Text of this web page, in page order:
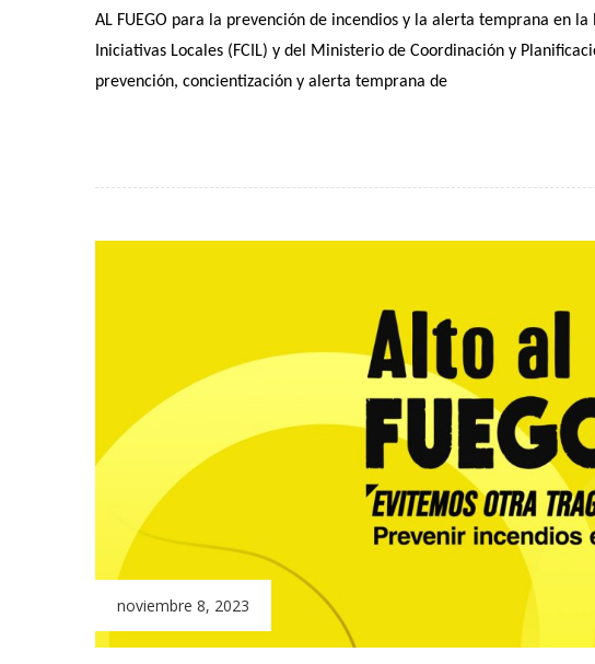
AL FUEGO para la prevención de incendios y la alerta temprana en
Iniciativas Locales (FCIL) y del Ministerio de Coordinación y
prevención, concientización y alerta temprana de
noviembre 8, 2023